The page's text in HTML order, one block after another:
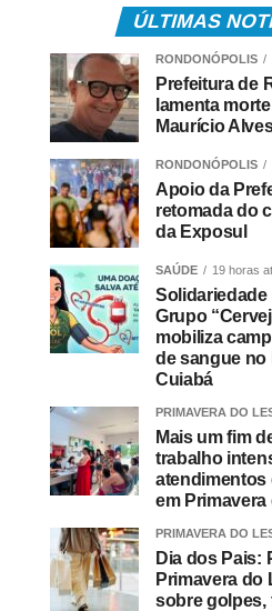
ÚLTIMAS
RONDONÓPOLIS
Prefeitura de
lamenta
Maurício
RONDONÓPOLIS
Apoio da
retomada do
da Exposul
SAÚDE 19 horas
Solidariedade
Grupo
mobiliza
de sangue no
Cuiabá
PRIMAVERA DO
Mais um fim
trabalho
atendimentos
em Primavera
PRIMAVERA DO
Dia dos Pais:
Primavera do
sobre golpes,